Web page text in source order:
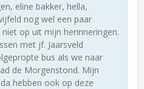
eline bakker, hella,
nog wel een paar
op uit mijn herinneringen.
met jf. Jaarsveld
bus als we naar
de Morgenstond. Mijn
hebben ook op deze